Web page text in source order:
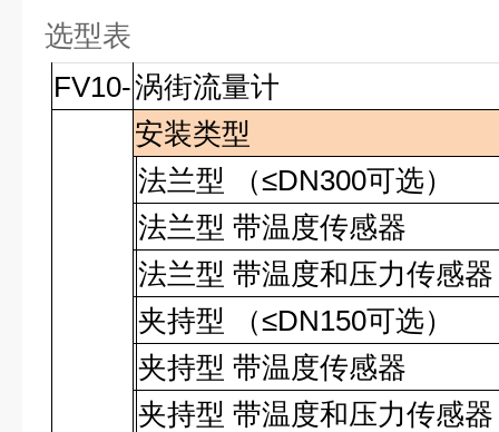
选型表
FV10-涡街流量计
安装类型
法兰型 （≤DN300可选）
法兰型 带温度传感器
法兰型 带温度和压力传感器
夹持型
（≤DN150可选）
夹持型 带温度传感器
夹持型 带温度和压力传感器